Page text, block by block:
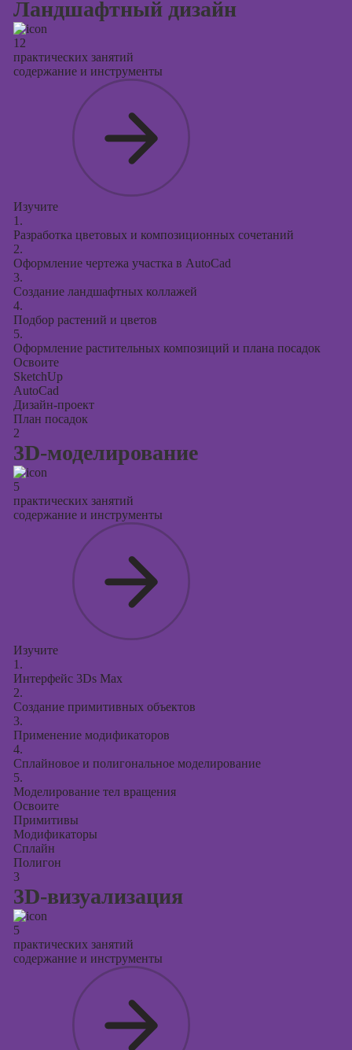
Ландшафтный дизайн
12
практических занятий
содержание и инструменты
Изучите
1.
Разработка цветовых и композиционных сочетаний
2.
Оформление чертежа участка в AutoCad
3.
Создание ландшафтных коллажей
4.
Подбор растений и цветов
5.
Оформление растительных композиций и плана посадок
Освоите
SketchUp
AutoCad
Дизайн-проект
План посадок
2
3D-моделирование
5
практических занятий
содержание и инструменты
Изучите
1.
Интерфейс 3Ds Max
2.
Создание примитивных объектов
3.
Применение модификаторов
4.
Сплайновое и полигональное моделирование
5.
Моделирование тел вращения
Освоите
Примитивы
Модификаторы
Сплайн
Полигон
3
3D-визуализация
5
практических занятий
содержание и инструменты